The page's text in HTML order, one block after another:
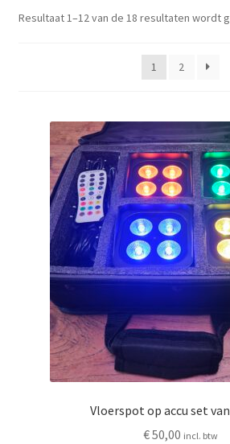
Cookiebeleid (EU)
Privacyverklaring
Producten + prijzen
Vacature: Medewerker bezorging &
Vacature: Parttime medewerker
Wie zijn wij
Winkelmand
Resultaat 1–12 van de 18 resultaten wordt
1 2
Vloerspot op accu set
€50,00 incl. btw